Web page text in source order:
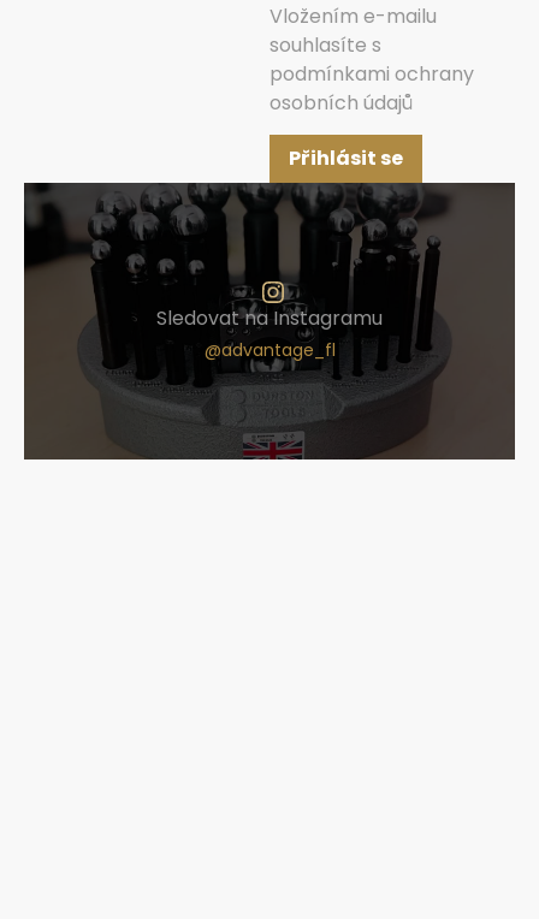
Vložením e-mailu
souhlasíte s
podmínkami ochrany
osobních údajů
Přihlásit se
Sledovat na Instagramu